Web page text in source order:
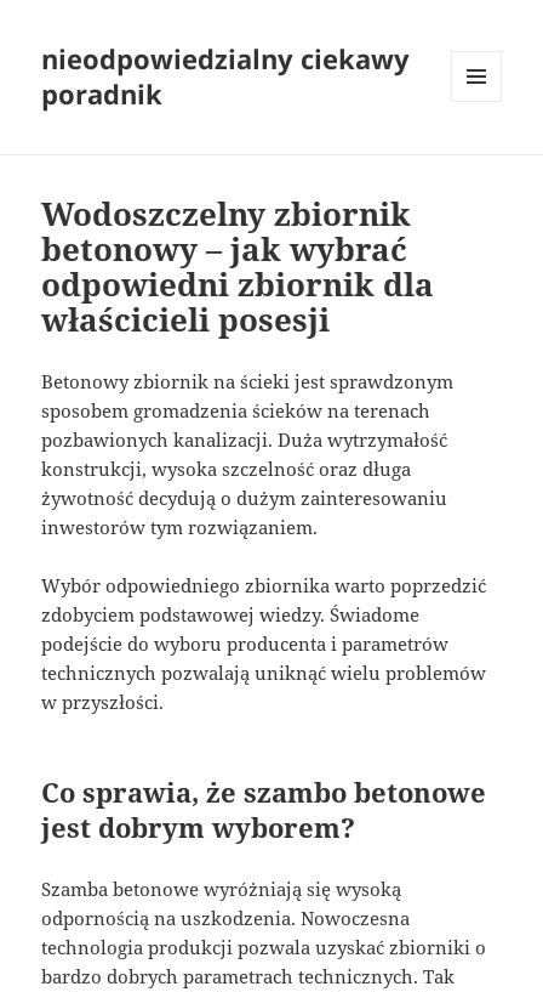
nieodpowiedzialny ciekawy
poradnik
Wodoszczelny zbiornik
betonowy – jak wybrać
odpowiedni zbiornik dla
właścicieli posesji
Betonowy zbiornik na ścieki jest sprawdzonym
sposobem gromadzenia ścieków na terenach
pozbawionych kanalizacji. Duża wytrzymałość
konstrukcji, wysoka szczelność oraz długa
żywotność decydują o dużym zainteresowaniu
inwestorów tym rozwiązaniem.
Wybór odpowiedniego zbiornika warto poprzedzić
zdobyciem podstawowej wiedzy. Świadome
podejście do wyboru producenta i parametrów
technicznych pozwalają uniknąć wielu problemów
w przyszłości.
Co sprawia, że szambo betonowe
jest dobrym wyborem?
Szamba betonowe wyróżniają się wysoką
odpornością na uszkodzenia. Nowoczesna
technologia produkcji pozwala uzyskać zbiorniki o
bardzo dobrych parametrach technicznych. Tak